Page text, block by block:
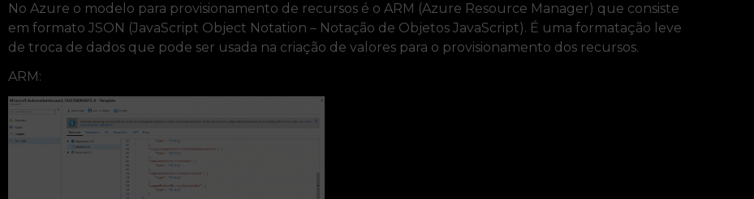
No Azure o modelo para provisionamento de recursos é o ARM (Azure Resource Manager) que consiste
em formato JSON (JavaScript Object Notation – Notação de Objetos JavaScript). É uma formatação leve
de troca de dados que pode ser usada na criação de valores para o provisionamento dos recursos.
ARM: